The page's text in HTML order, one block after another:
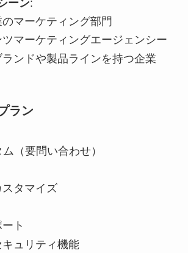
ーン:
マーケティング部門
ツマーケティングエージェンシー
ンドや製品ラインを持つ企業
ラン
（要問い合わせ）
タマイズ
ト
ュリティ機能